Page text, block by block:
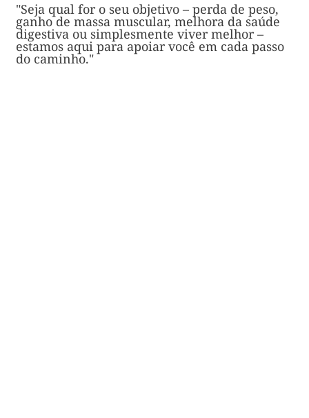
"Seja qual for o seu objetivo – perda de peso,
ganho de massa muscular, melhora da saúde
digestiva ou simplesmente viver melhor –
estamos aqui para apoiar você em cada passo
do caminho."